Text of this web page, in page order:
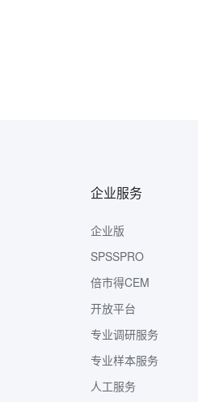
企业服务
企业版
SPSSPRO
倍市得CEM
开放平台
专业调研服务
专业样本服务
人工服务